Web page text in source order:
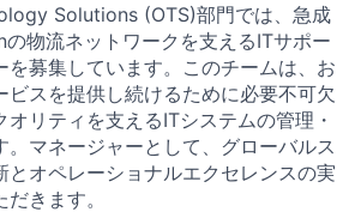
Solutions (OTS)部門では、急成
物流ネットワークを支えるITサポー
を募集しています。このチームは、お
ビスを提供し続けるために必要不可欠
リティを支えるITシステムの管理・
。マネージャーとして、グローバルス
とオペレーショナルエクセレンスの実
きます。